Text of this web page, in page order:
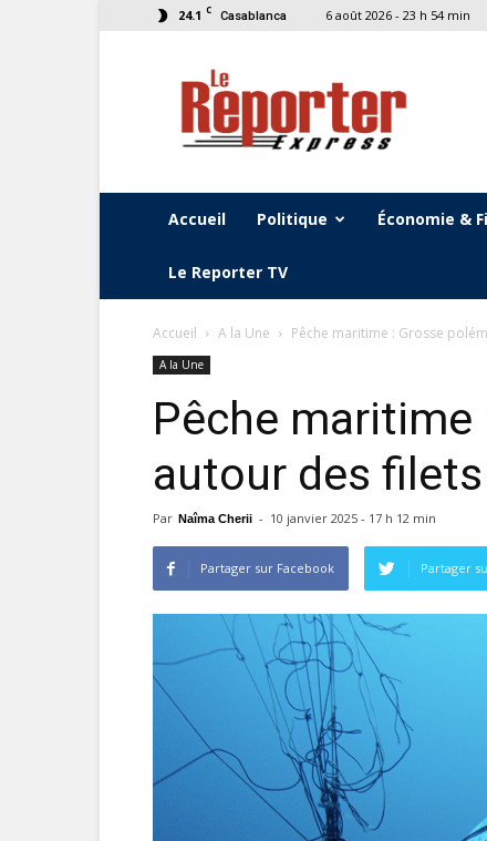
24.1 C Casablanca 6 août 2026 - 23 h 54 min
Le
Reporter
Express
Accueil Politique Économie &
Le Reporter TV
Accueil A la Une Pêche maritime : Grosse
A la Une
Pêche
autour des
Par Naîma Cherii - 10 janvier 2025 - 17 h 12 min
Partager sur Facebook Partager